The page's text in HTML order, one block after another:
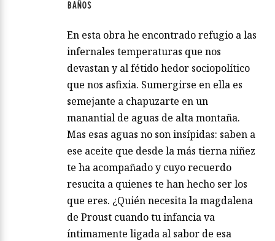
BAÑOS
En esta obra he encontrado refugio a las
infernales temperaturas que nos
devastan y al fétido hedor sociopolítico
que nos asfixia. Sumergirse en ella es
semejante a chapuzarte en un
manantial de aguas de alta montaña.
Mas esas aguas no son insípidas: saben a
ese aceite que desde la más tierna niñez
te ha acompañado y cuyo recuerdo
resucita a quienes te han hecho ser los
que eres. ¿Quién necesita la magdalena
de Proust cuando tu infancia va
íntimamente ligada al sabor de esa